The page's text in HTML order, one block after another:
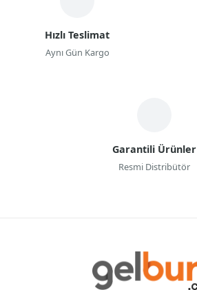
Hızlı Teslimat
Aynı Gün Kargo
Garantili Ürünler
Resmi Distribütör